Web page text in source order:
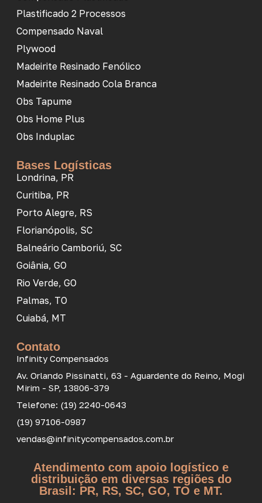
Plastificado 2 Processos
Compensado Naval
Plywood
Madeirite Resinado Fenólico
Madeirite Resinado Cola Branca
Obs Tapume
Obs Home Plus
Obs Induplac
Bases Logísticas
Londrina, PR
Curitiba, PR
Porto Alegre, RS
Florianópolis, SC
Balneário Camboriú, SC
Goiânia, GO
Rio Verde, GO
Palmas, TO
Cuiabá, MT
Contato
Infinity Compensados
Av. Orlando Pissinatti, 63 - Aguardente do Reino, Mogi
Mirim - SP, 13806-379
Telefone: (19) 2240-0643
(19) 97106-0987
vendas@infinitycompensados.com.br
Atendimento com apoio logístico e
distribuição em diversas regiões do
Brasil: PR, RS, SC, GO, TO e MT.